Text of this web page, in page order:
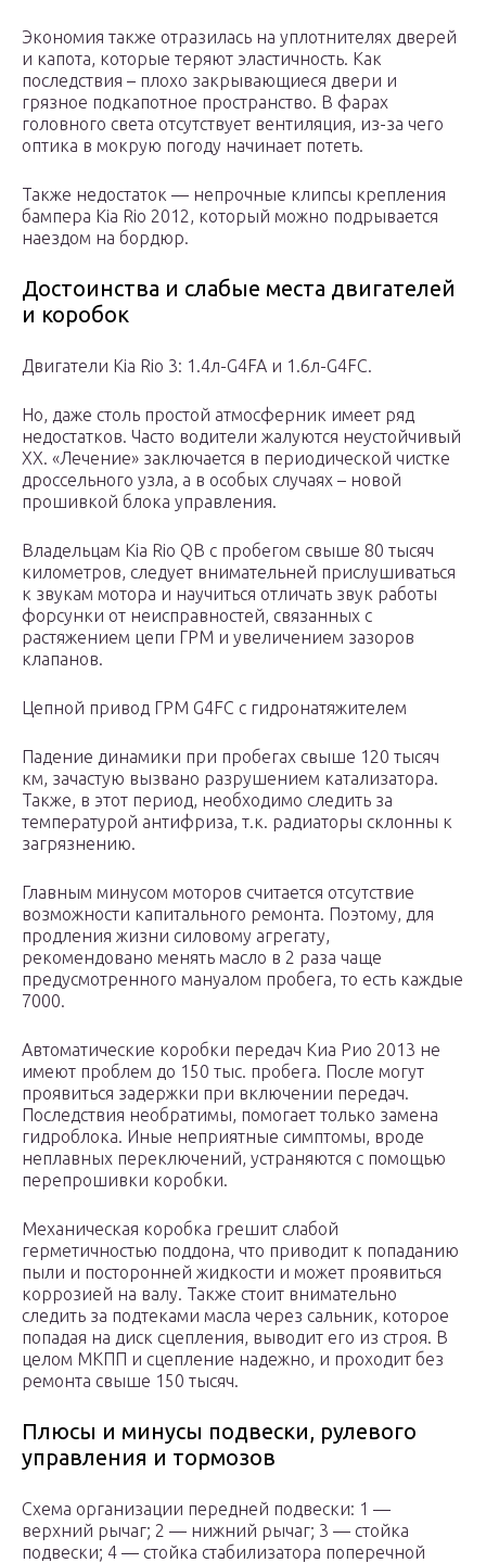
Экономия также отразилась на уплотнителях дверей
и капота, которые теряют эластичность. Как
последствия – плохо закрывающиеся двери и
грязное подкапотное пространство. В фарах
головного света отсутствует вентиляция, из-за чего
оптика в мокрую погоду начинает потеть.
Также недостаток — непрочные клипсы крепления
бампера Kia Rio 2012, который можно подрывается
наездом на бордюр.
Достоинства и слабые места двигателей
и коробок
Двигатели Kia Rio 3: 1.4л-G4FA и 1.6л-G4FC.
Но, даже столь простой атмосферник имеет ряд
недостатков. Часто водители жалуются неустойчивый
ХХ. «Лечение» заключается в периодической чистке
дроссельного узла, а в особых случаях – новой
прошивкой блока управления.
Владельцам Kia Rio QB с пробегом свыше 80 тысяч
километров, следует внимательней прислушиваться
к звукам мотора и научиться отличать звук работы
форсунки от неисправностей, связанных с
растяжением цепи ГРМ и увеличением зазоров
клапанов.
Цепной привод ГРМ G4FC с гидронатяжителем
Падение динамики при пробегах свыше 120 тысяч
км, зачастую вызвано разрушением катализатора.
Также, в этот период, необходимо следить за
температурой антифриза, т.к. радиаторы склонны к
загрязнению.
Главным минусом моторов считается отсутствие
возможности капитального ремонта. Поэтому, для
продления жизни силовому агрегату,
рекомендовано менять масло в 2 раза чаще
предусмотренного мануалом пробега, то есть каждые
7000.
Автоматические коробки передач Киа Рио 2013 не
имеют проблем до 150 тыс. пробега. После могут
проявиться задержки при включении передач.
Последствия необратимы, помогает только замена
гидроблока. Иные неприятные симптомы, вроде
неплавных переключений, устраняются с помощью
перепрошивки коробки.
Механическая коробка грешит слабой
герметичностью поддона, что приводит к попаданию
пыли и посторонней жидкости и может проявиться
коррозией на валу. Также стоит внимательно
следить за подтеками масла через сальник, которое
попадая на диск сцепления, выводит его из строя. В
целом МКПП и сцепление надежно, и проходит без
ремонта свыше 150 тысяч.
Плюсы и минусы подвески, рулевого
управления и тормозов
Схема организации передней подвески: 1 —
верхний рычаг; 2 — нижний рычаг; 3 — стойка
подвески; 4 — стойка стабилизатора поперечной